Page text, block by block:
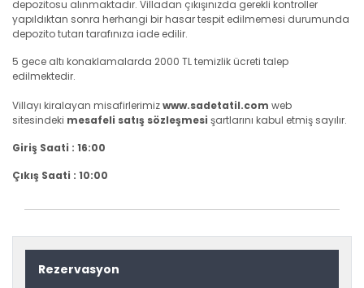
depozitosu alınmaktadır. Villadan çıkışınızda gerekli kontroller
yapıldıktan sonra herhangi bir hasar tespit edilmemesi durumunda
depozito tutarı tarafınıza iade edilir.
5 gece altı konaklamalarda 2000 TL temizlik ücreti talep
edilmektedir.
Villayı kiralayan misafirlerimizwww.sadetatil.com web
sitesindeki mesafeli satış sözleşmesi şartlarını kabul etmiş sayılır.
Giriş Saati : 16:00
Çıkış Saati : 10:00
Rezervasyon